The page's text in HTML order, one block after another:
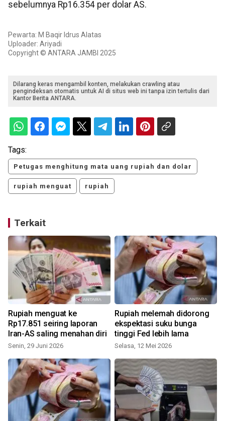
sebelumnya Rp16.354 per dolar AS.
Pewarta: M Baqir Idrus Alatas
Uploader: Ariyadi
Copyright © ANTARA JAMBI 2025
Dilarang keras mengambil konten, melakukan crawling atau
pengindeksan otomatis untuk AI di situs web ini tanpa izin tertulis dari
Kantor Berita ANTARA.
Tags:
Petugas menghitung mata uang rupiah dan dolar
rupiah menguat rupiah
Terkait
Rupiah menguat ke
Rp17.851 seiring laporan
Iran-AS saling menahan diri
Senin, 29 Juni 2026
Rupiah melemah didorong
ekspektasi suku bunga
tinggi Fed lebih lama
Selasa, 12 Mei 2026